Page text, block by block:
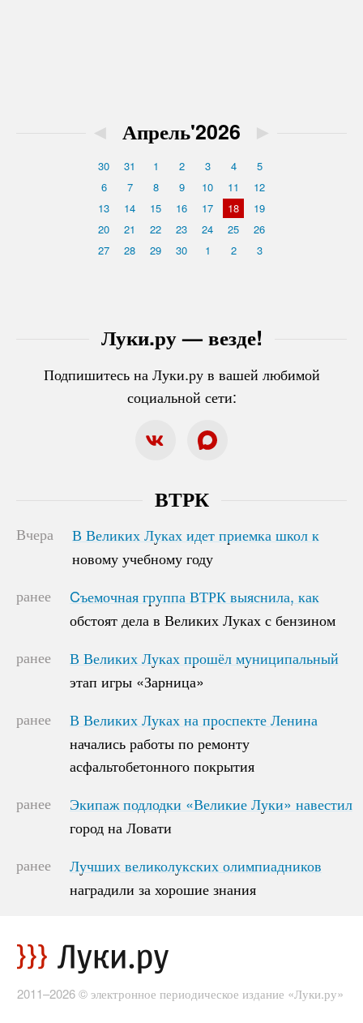
Луки.ру — везде!
Подпишитесь на Луки.ру в вашей любимой
социальной сети:
◄ Апрель'2026 ►
30 31 1 2 3 4
5
6
7 8 9 10 11
12
13
14 15 16 17 18
19
20
21 22 23 24 25
26
27
28 29 30 1 2 3
ВТРК
Вчера
В Великих Луках идет приемка школ к
новому учебному году
В Великих Луках идет приемка школ к
новому учебному году
ранее
Cъемочная группа ВТРК выяснила, как
обстоят дела в Великих Луках с бензином
Cъемочная группа ВТРК выяснила, как
обстоят дела в Великих Луках с бензином
ранее
В Великих Луках прошёл муниципальный
этап игры «Зарница»
В Великих Луках прошёл муниципальный
этап игры «Зарница»
ранее
В Великих Луках на проспекте Ленина
начались работы по ремонту
асфальтобетонного покрытия
В Великих Луках на проспекте Ленина
начались работы по ремонту
асфальтобетонного покрытия
ранее
Экипаж подлодки «Великие Луки» навестил
город на Ловати
Экипаж подлодки «Великие Луки» навестил
город на Ловати
ранее
Лучших великолукских олимпиадников
наградили за хорошие знания
Лучших великолукских олимпиадников
наградили за хорошие знания
2011–2026 © электронное периодическое издание «Луки.ру»